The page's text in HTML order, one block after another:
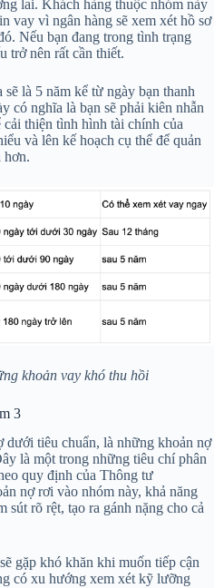
lai. Khách hàng thuộc nhóm này
vay vì ngân hàng sẽ xem xét hồ sơ
Nếu bạn đang trong tình trạng
trở nên rất cần thiết.
là 5 năm kể từ ngày bạn thanh
có nghĩa là bạn sẽ phải kiên nhẫn
thiện tình hình tài chính của
và lên kế hoạch cụ thể để quản
hơn.
khoản vay khó thu hồi
3
tiêu chuẩn, là những khoản nợ
là một trong những tiêu chí phân
quy định của Thông tư
nợ rơi vào nhóm này, khả năng
sút rõ rệt, tạo ra gánh nặng cho cả
gặp khó khăn khi muốn tiếp cận
có xu hướng xem xét kỹ lưỡng